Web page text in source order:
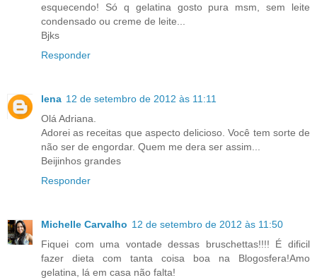
esquecendo! Só q gelatina gosto pura msm, sem leite
condensado ou creme de leite...
Bjks
Responder
lena 12 de setembro de 2012 às 11:11
Olá Adriana.
Adorei as receitas que aspecto delicioso. Você tem sorte de
não ser de engordar. Quem me dera ser assim...
Beijinhos grandes
Responder
Michelle Carvalho 12 de setembro de 2012 às 11:50
Fiquei com uma vontade dessas bruschettas!!!! É dificil
fazer dieta com tanta coisa boa na Blogosfera!Amo
gelatina, lá em casa não falta!